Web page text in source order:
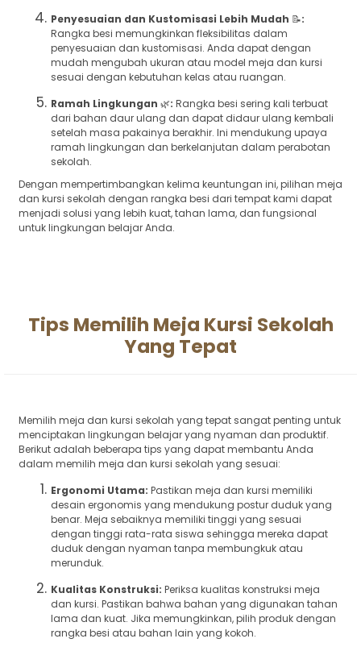
Penyesuaian dan Kustomisasi Lebih Mudah 📝:
Rangka besi memungkinkan fleksibilitas dalam
penyesuaian dan kustomisasi. Anda dapat dengan
mudah mengubah ukuran atau model meja dan kursi
sesuai dengan kebutuhan kelas atau ruangan.
Ramah Lingkungan 🌿: Rangka besi sering kali terbuat
dari bahan daur ulang dan dapat didaur ulang kembali
setelah masa pakainya berakhir. Ini mendukung upaya
ramah lingkungan dan berkelanjutan dalam perabotan
sekolah.
Dengan mempertimbangkan kelima keuntungan ini, pilihan meja
dan kursi sekolah dengan rangka besi dari tempat kami dapat
menjadi solusi yang lebih kuat, tahan lama, dan fungsional
untuk lingkungan belajar Anda.
Tips Memilih Meja Kursi Sekolah
Yang Tepat
Memilih meja dan kursi sekolah yang tepat sangat penting untuk
menciptakan lingkungan belajar yang nyaman dan produktif.
Berikut adalah beberapa tips yang dapat membantu Anda
dalam memilih meja dan kursi sekolah yang sesuai:
Ergonomi Utama: Pastikan meja dan kursi memiliki
desain ergonomis yang mendukung postur duduk yang
benar. Meja sebaiknya memiliki tinggi yang sesuai
dengan tinggi rata-rata siswa sehingga mereka dapat
duduk dengan nyaman tanpa membungkuk atau
merunduk.
Kualitas Konstruksi: Periksa kualitas konstruksi meja
dan kursi. Pastikan bahwa bahan yang digunakan tahan
lama dan kuat. Jika memungkinkan, pilih produk dengan
rangka besi atau bahan lain yang kokoh.